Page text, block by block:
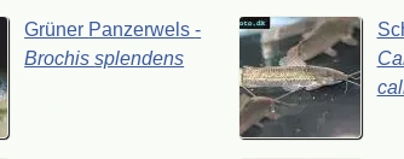
Grüner Panzerwels-
Brochissplendens